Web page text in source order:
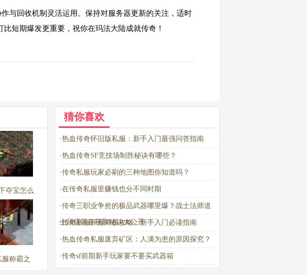
与回收机制灵活运用。保持对服务器更新的关注，适时
短期爆发更重要，祝你在玛法大陆成就传奇！
夺宝怎么
骤攻略解
称霸之
猜你喜欢
·热血传奇怀旧版私服：新手入门最强问答指南
·热血传奇SF竞技场制胜秘诀有哪些？
·传奇私服玩家必刷的三种地图你知道吗？
·在传奇私服里赚钱也分不同时期
·传奇三职业争抢的极品武器哪里爆？战士法师道
士顶级装备获取秘诀大公开
·传奇新服开服终极攻略：新手入门必读指南
·热血传奇私服废弃矿区：人满为患的原因探究？
·传奇sf前期新手玩家要不要买武器箱